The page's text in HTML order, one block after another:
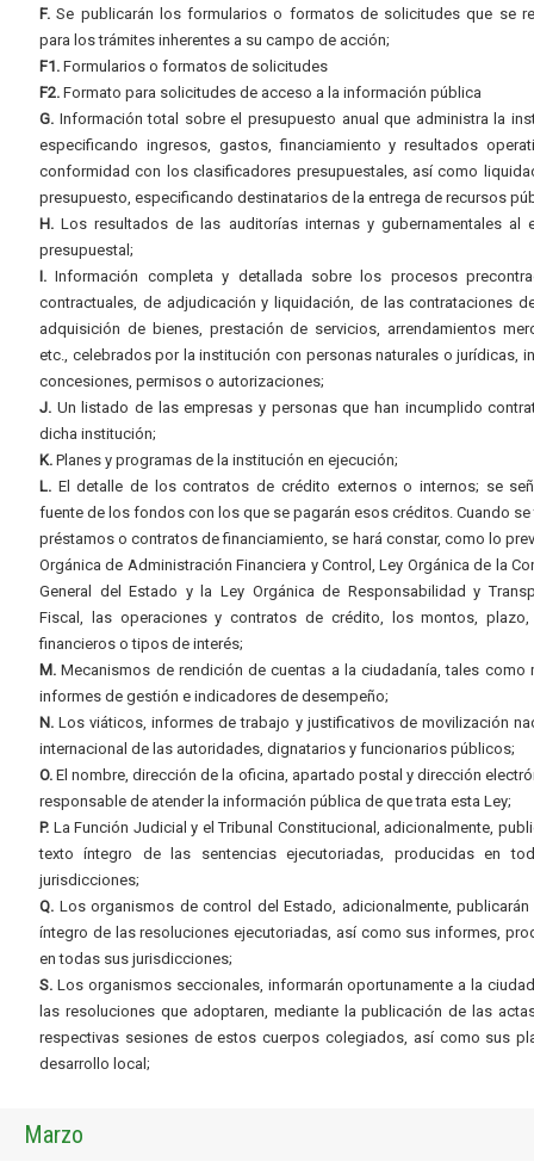
F. Se publicarán los formularios o formatos de solicitudes que se
para los trámites inherentes a su campo de acción;
F1. Formularios o formatos de solicitudes
F2. Formato para solicitudes de acceso a la información pública
G. Información total sobre el presupuesto anual que administra la
especificando ingresos, gastos, financiamiento y resultados
conformidad con los clasificadores presupuestales, así como
presupuesto, especificando destinatarios de la entrega de recursos
H. Los resultados de las auditorías internas y gubernamentales al
presupuestal;
I. Información completa y detallada sobre los procesos
contractuales, de adjudicación y liquidación, de las contrataciones
adquisición de bienes, prestación de servicios, arrendamientos
etc., celebrados por la institución con personas naturales o jurídicas,
concesiones, permisos o autorizaciones;
J. Un listado de las empresas y personas que han incumplido
dicha institución;
K. Planes y programas de la institución en ejecución;
L. El detalle de los contratos de crédito externos o internos; se
fuente de los fondos con los que se pagarán esos créditos. Cuando se
préstamos o contratos de financiamiento, se hará constar, como lo
Orgánica de Administración Financiera y Control, Ley Orgánica de la
General del Estado y la Ley Orgánica de Responsabilidad y
Fiscal, las operaciones y contratos de crédito, los montos,
financieros o tipos de interés;
M. Mecanismos de rendición de cuentas a la ciudadanía, tales como
informes de gestión e indicadores de desempeño;
N. Los viáticos, informes de trabajo y justificativos de movilización
internacional de las autoridades, dignatarios y funcionarios públicos;
O. El nombre, dirección de la oficina, apartado postal y dirección
responsable de atender la información pública de que trata esta Ley;
P. La Función Judicial y el Tribunal Constitucional, adicionalmente,
texto íntegro de las sentencias ejecutoriadas, producidas en
jurisdicciones;
Q. Los organismos de control del Estado, adicionalmente, publicarán
íntegro de las resoluciones ejecutoriadas, así como sus informes,
en todas sus jurisdicciones;
S. Los organismos seccionales, informarán oportunamente a la
las resoluciones que adoptaren, mediante la publicación de las
respectivas sesiones de estos cuerpos colegiados, así como sus
desarrollo local;
Marzo